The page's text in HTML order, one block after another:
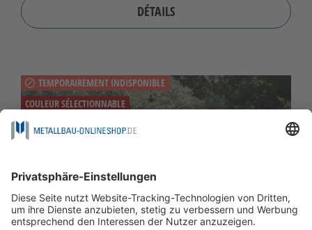
DÉTAILS
TEMPORAIREMENT INDISPONIBLE
COULEUR SÉLECTIONNABLE
OPTIONNELLEMENT AVEC POTEAU